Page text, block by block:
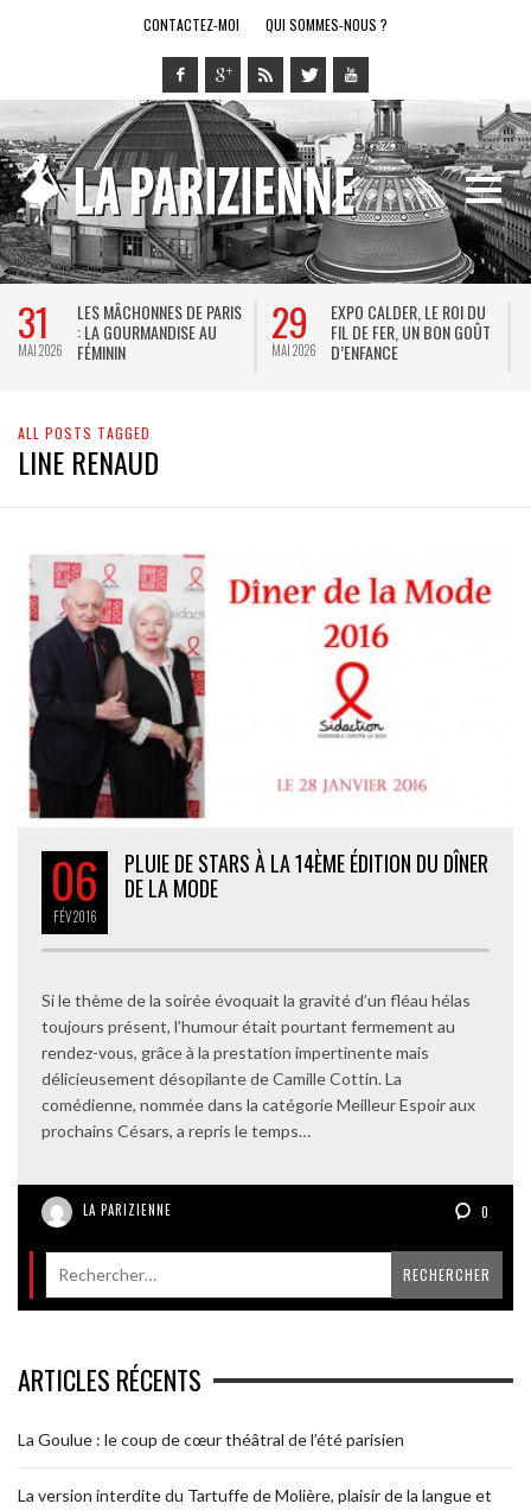
CONTACTEZ-MOI QUI SOMMES-NOUS ?
31
MAI 2026
LES MÂCHONNES DE PARIS
: LA GOURMANDISE AU
FÉMININ
29
MAI 2026
EXPO CALDER, LE ROI DU
FIL DE FER, UN BON GOÛT
D’ENFANCE
ALL POSTS TAGGED
LINE RENAUD
06
FÉV2016
PLUIE DE STARS À LA 14ÈME ÉDITION DU DÎNER
DE LA MODE
Si le thème de la soirée évoquait la gravité d’un fléau hélas
toujours présent, l’humour était pourtant fermement au
rendez-vous, grâce à la prestation impertinente mais
délicieusement désopilante de Camille Cottin. La
comédienne, nommée dans la catégorie Meilleur Espoir aux
prochains Césars, a repris le temps…
LA PARIZIENNE 0
ARTICLES RÉCENTS
La Goulue : le coup de cœur théâtral de l’été parisien
La version interdite du Tartuffe de Molière, plaisir de la langue et